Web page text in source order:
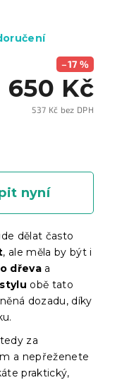
–17 %
650 Kč
537 Kč bez DPH
nyní
dělat často
, ale měla by být i
dřeva a
obě tato
dozadu, díky
za
a nepřeženete
praktický,